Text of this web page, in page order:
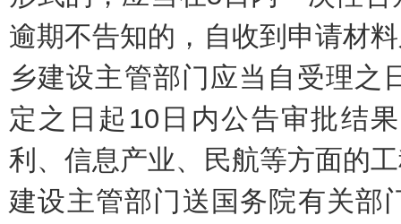
逾期不告知的，自收到申请材
乡建设主管部门应当自受理之
定之日起10日内公告审批结
利、信息产业、民航等方面的
建设主管部门送国务院有关部